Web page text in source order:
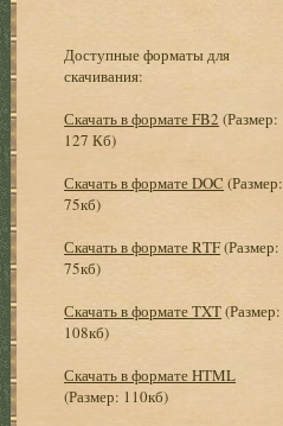
Доступные форматы для
скачивания:
Скачать в формате FB2 (Размер:
127 Кб)
Скачать в формате DOC (Размер:
75кб)
Скачать в формате RTF(Размер:
75кб)
Скачать в формате TXT(Размер:
108кб)
Скачать в формате HTML
(Размер: 110кб)